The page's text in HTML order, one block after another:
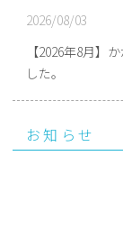
2026/08/03
【2026年8月】
した。
お知らせ